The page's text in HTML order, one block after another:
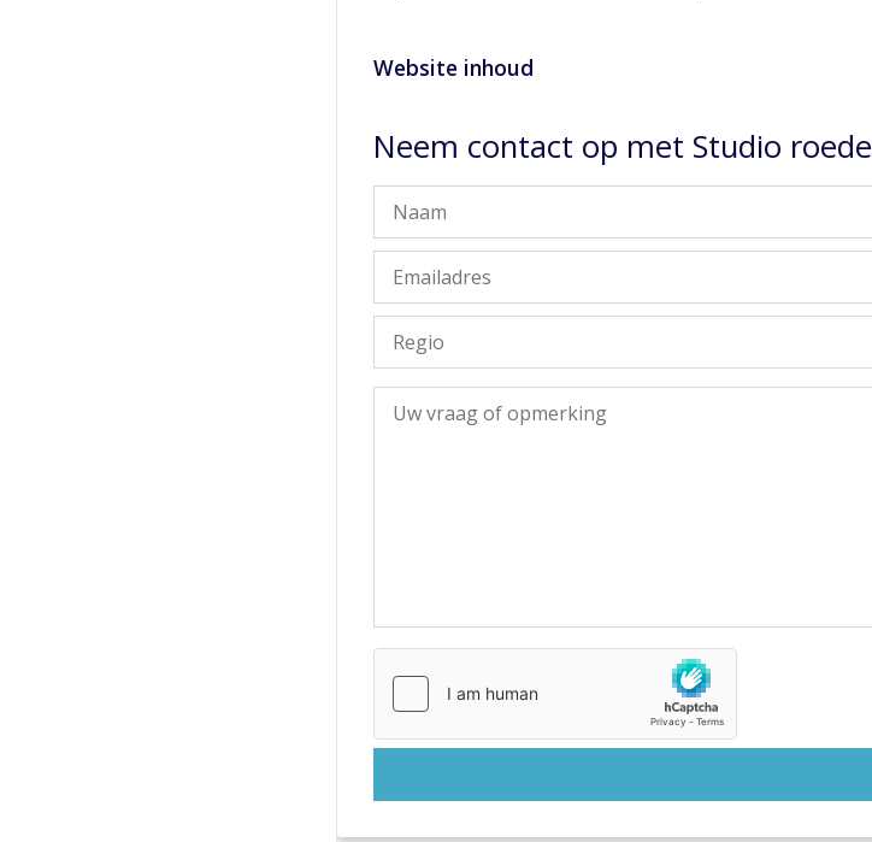
Website inhoud
Neem contact op met Studio roede